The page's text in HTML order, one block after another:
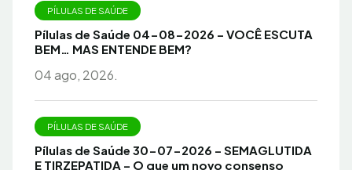
PÍLULAS DE SAÚDE
Pílulas de Saúde 04-08-2026 – VOCÊ ESCUTA
BEM… MAS ENTENDE BEM?
04 ago, 2026.
PÍLULAS DE SAÚDE
Pílulas de Saúde 30-07-2026 – SEMAGLUTIDA
E TIRZEPATIDA – O que um novo consenso